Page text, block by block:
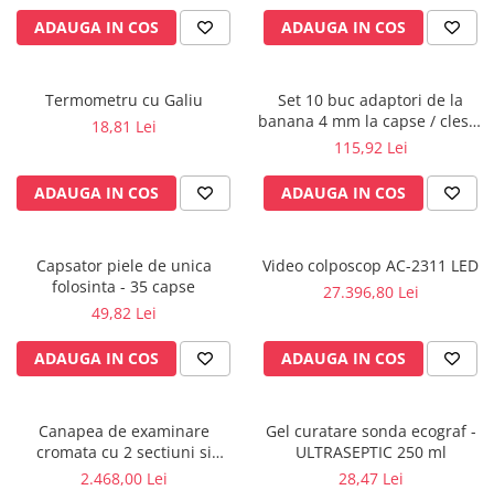
Capsule, filtre finale apa sterila
Manere pentru electrocautere
Cabluri conectare electrozi neutri
Electrozi neutri
Radiocautere
Aspiratoare de fum
Criocautere
Consumabile medicale si Accesorii
Hartie
Accesorii pentru perfuzie
ADAUGA IN COS ADAUGA IN COS
Termometru cu Galiu
18,81 Lei
ADAUGA IN COS
Set 10 buc adaptori de la
banana 4 mm la capse / cleste
ekg
115,92 Lei
ADAUGA IN COS
Capsator piele de unica
folosinta - 35 capse
49,82 Lei
ADAUGA IN COS
Video colposcop AC-2311 LED
27.396,80 Lei
ADAUGA IN COS
Canapea de examinare
cromata cu 2 sectiuni si
suport rola inclus
2.468,00 Lei
Gel curatare sonda ecograf -
ULTRASEPTIC 250 ml
28,47 Lei